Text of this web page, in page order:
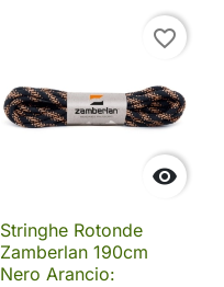

favorite_border
Stringhe Rotonde
Zamberlan 190cm
Nero Arancio: